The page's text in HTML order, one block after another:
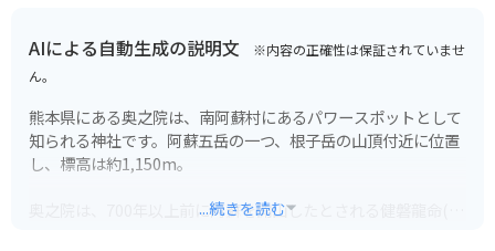
AIによる自動生成の説明文 ※内容の正確性は保証されていませ
ん。
熊本県にある奥之院は、南阿蘇村にあるパワースポットとして
知られる神社です。阿蘇五岳の一つ、根子岳の山頂付近に位置
し、標高は約1,150m。
奥之院は、700年以上前に阿蘇を開山したとされる健磐龍命(た
...続きを読む